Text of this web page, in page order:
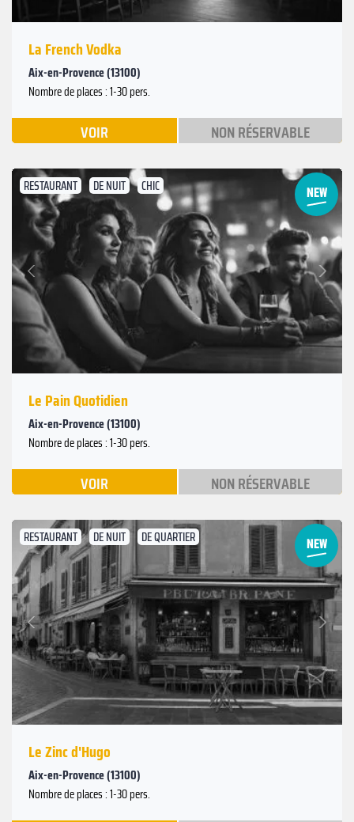
La French Vodka
Aix-en-Provence (13100)
Nombre de places : 1-30 pers.
VOIR NON RÉSERVABLE
RESTAURANT DE NUIT CHIC
Précédent
Suivant
Le Pain Quotidien
Aix-en-Provence (13100)
Nombre de places : 1-30 pers.
VOIR NON RÉSERVABLE
RESTAURANT DE NUIT DE QUARTIER
Précédent
Suivant
Le Zinc d'Hugo
Aix-en-Provence (13100)
Nombre de places : 1-30 pers.